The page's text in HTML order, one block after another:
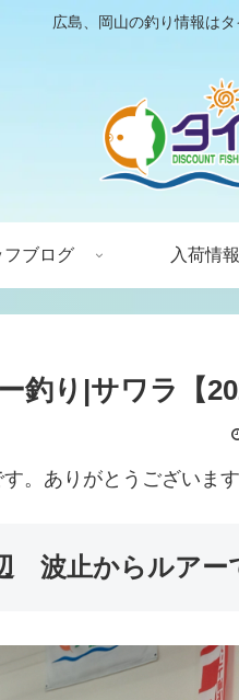
広島、岡山の釣り情報はタ
フブログ 入荷情報
釣り|サワラ【
。ありがとうございます
波止からルアー